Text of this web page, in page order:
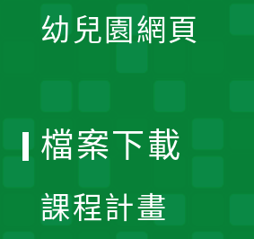
幼兒園網頁
檔案下載
課程計畫